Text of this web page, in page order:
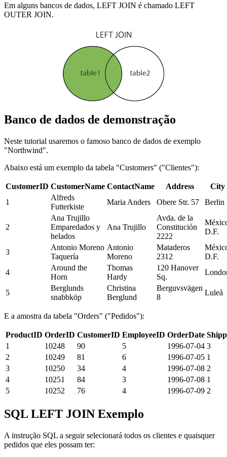
Em alguns bancos de dados, LEFT JOIN é chamado LEFT
OUTER JOIN.
Banco de dados de demonstração
Neste tutorial usaremos o famoso banco de dados de exemplo
"Northwind".
Abaixo está um exemplo da tabela "Customers" ("Clientes"):
CustomerID CustomerName ContactName Address
City
1
Alfreds
Futterkiste
Maria Anders Obere Str. 57 Berlin
2
Ana Trujillo
Emparedados y
helados
Ana Trujillo
Avda. de la
Constitución
2222
D.F.
3
Antonio Moreno
Taquería
Antonio
Moreno
Mataderos
2312
D.F.
4
Around the
Horn
Thomas
Hardy
120 Hanover
Sq.
5
Berglunds
snabbköp
Christina
Berglund
Berguvsvägen
8
Luleå
E a amostra da tabela "Orders" ("Pedidos"):
ProductID OrderID CustomerID EmployeeID OrderDate
1
10248 90 5 1996-07-04 3
2
10249 81 6 1996-07-05 1
3
10250 34 4 1996-07-08 2
4
10251 84 3 1996-07-08 1
5
10252 76 4 1996-07-09 2
SQL LEFT JOIN Exemplo
A instrução SQL a seguir selecionará todos os clientes e quaisquer
pedidos que eles possam ter: